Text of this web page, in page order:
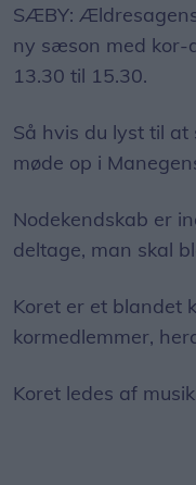
SÆBY:
ny sæson med kor-
13.30 til 15.30.
Så hvis du lyst til
møde op i
Nodekendskab er
deltage, man skal
Koret er et blandet
kormedlemmer,
Koret ledes af